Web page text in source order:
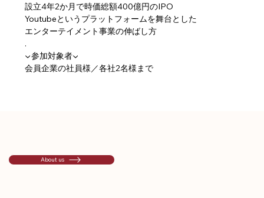
設立4年2か月で時価総額400億円のIPO
Youtubeというプラットフォームを舞台とした
エンターテイメント事業の伸ばし方
.
▼参加対象者▼
会員企業の社員様／各社2名様まで
About us